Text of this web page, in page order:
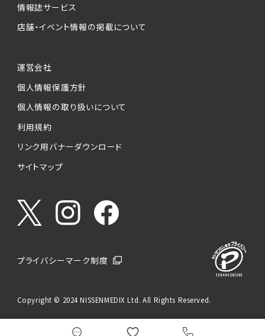
情報誌サービス
店舗・イベント情報の掲載について
運営会社
個人情報保護方針
個人情報の取り扱いについて
利用規約
リンク用バナーダウンロード
サイトマップ
プライバシーマーク制度
Copyright © 2024 NISSENMEDIX Ltd. All Rights Reserved.